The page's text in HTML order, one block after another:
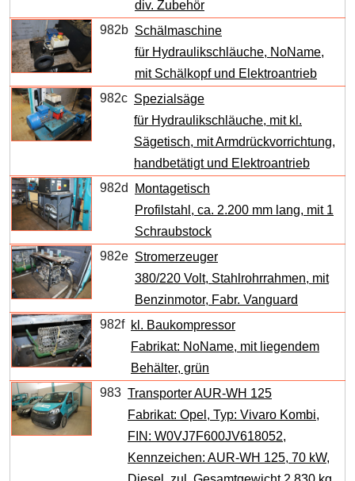
div. Zubehör
982b Schälmaschine
für Hydraulikschläuche, NoName,
mit Schälkopf und Elektroantrieb
982c Spezialsäge
für Hydraulikschläuche, mit kl.
Sägetisch, mit Armdrückvorrichtung,
handbetätigt und Elektroantrieb
982d
Montagetisch
Profilstahl, ca. 2.200 mm lang, mit 1
Schraubstock
982e Stromerzeuger
380/220 Volt, Stahlrohrrahmen, mit
Benzinmotor, Fabr. Vanguard
982f kl. Baukompressor
Fabrikat: NoName, mit liegendem
Behälter, grün
983 Transporter AUR-WH 125
Fabrikat: Opel, Typ: Vivaro Kombi,
FIN: W0VJ7F600JV618052,
Kennzeichen: AUR-WH 125, 70 kW,